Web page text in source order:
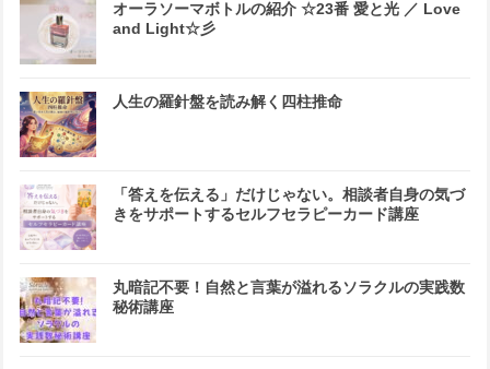
オーラソーマボトルの紹介 ☆23番 愛と光 ／ Love
and Light☆彡
人生の羅針盤を読み解く四柱推命
「答えを伝える」だけじゃない。相談者自身の気づ
きをサポートするセルフセラピーカード講座
丸暗記不要！自然と言葉が溢れるソラクルの実践数
秘術講座